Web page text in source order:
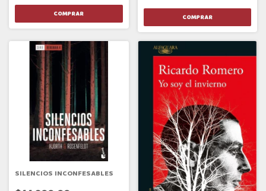
SILENCIOS INCONFESABLES